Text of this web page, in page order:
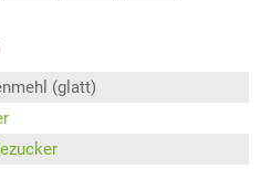
(glatt)